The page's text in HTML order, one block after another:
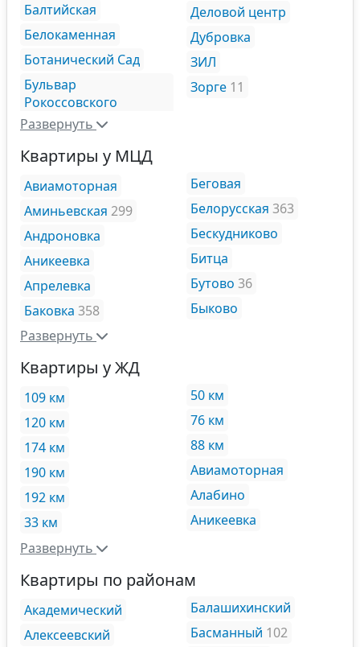
Балтийская
Белокаменная
Ботанический Сад
Бульвар
Рокоссовского
Деловой центр
Дубровка
ЗИЛ
Зорге 11
Развернуть
Квартиры у МЦД
Авиамоторная
Аминьевская 299
Андроновка
Аникеевка
Апрелевка
Баковка 358
Беговая
Белорусская 363
Бескудниково
Битца
Бутово 36
Быково
Развернуть
Квартиры у ЖД
109 км
120 км
174 км
190 км
192 км
33 км
50 км
76 км
88 км
Авиамоторная
Алабино
Аникеевка
Развернуть
Квартиры по районам
Академический
Алексеевский
Балашихинский
Басманный 102